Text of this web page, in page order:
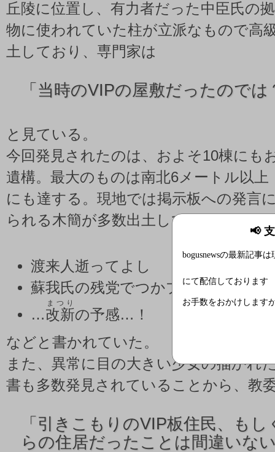
📢
bogusnewsの最新記事は
にて配信しております
お手数をおかけします
丘陵に位置し、有力者だった中臣氏の
物に使われていた柱が立派なもので高
土しており、専門家は
「 当時のVIPの屋敷だったのでは
と見ている。
今回発見されたのは、およそ10棟にも
遺構。最大のものは南北6メートル以上
にも達する。現地では掲示板への発言
られる木簡が多数出土しており、
渡来人逝ってよし
蘇我氏の残党でつかプギャー
…改新
まつり
の予感…！
などと書かれていた。
また、異常に目の大きい少女の描かれ
書も多数発見されていることから、教
「 引きこもりのVIP板住民、もし
らの住居だったことは間違いな